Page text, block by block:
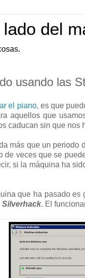
del
usando las
el piano, es que
aquellos que
caducan sin que nos
más que un
de veces que se
si la máquina ha
que ha pasado
Silverhack. El